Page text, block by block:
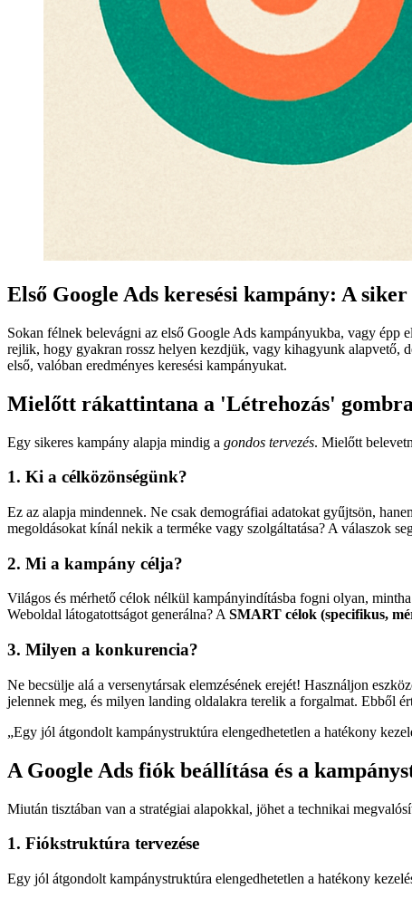
Első Google Ads keresési kampány: A
Sokan félnek belevágni az első Google Ads kampányukba, vagy
rejlik, hogy gyakran rossz helyen kezdjük, vagy kihagyunk alapvető,
első, valóban eredményes keresési kampányukat.
Mielőtt rákattintana a 'Létrehozás'
Egy sikeres kampány alapja mindig a gondos tervezés. Mielőtt
1. Ki a célközönségünk?
Ez az alapja mindennek. Ne csak demográfiai adatokat gyűjtsön,
megoldásokat kínál nekik a terméke vagy szolgáltatása? A válaszok
2. Mi a kampány célja?
Világos és mérhető célok nélkül kampányindításba fogni olyan,
Weboldal látogatottságot generálna? A SMART célok (specifikus,
3. Milyen a konkurencia?
Ne becsülje alá a versenytársak elemzésének erejét! Használjon
jelennek meg, és milyen landing oldalakra terelik a forgalmat. Ebből
„Egy jól átgondolt kampánystruktúra elengedhetetlen a hatékony
A Google Ads fiók beállítása és a
Miután tisztában van a stratégiai alapokkal, jöhet a technikai
1. Fiókstruktúra tervezése
Egy jól átgondolt kampánystruktúra elengedhetetlen a hatékony